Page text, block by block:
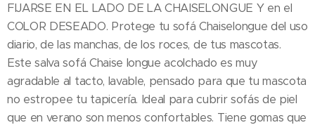
FIJARSE EN EL LADO DE LA CHAISELONGUE Y en el
COLOR DESEADO. Protege tu sofá Chaiselongue del uso
diario, de las manchas, de los roces, de tus mascotas.
Este salva sofá Chaise longue acolchado es muy
agradable al tacto, lavable, pensado para que tu mascota
no estropee tu tapicería. Ideal para cubrir sofás de piel
que en verano son menos confortables. Tiene gomas que